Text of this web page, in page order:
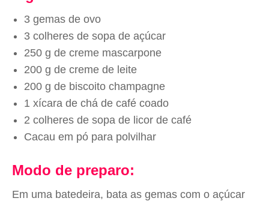
3 gemas de ovo
3 colheres de sopa de açúcar
250 g de creme mascarpone
200 g de creme de leite
200 g de biscoito champagne
1 xícara de chá de café coado
2 colheres de sopa de licor de café
Cacau em pó para polvilhar
Modo de preparo:
Em uma batedeira, bata as gemas com o açúcar